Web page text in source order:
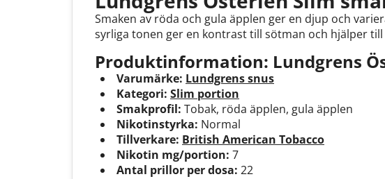
Smaken av röda och gula äpplen ger en djup och
syrliga tonen ger en kontrast till sötman och hjälper
Produktinformation: Lundgrens
Varumärke: Lundgrens snus
Kategori: Slim portion
Smakprofil: Tobak, röda äpplen, gula äpplen
Nikotinstyrka: Normal
Tillverkare: British American Tobacco
Nikotin mg/portion: 7
Antal prillor per dosa: 22